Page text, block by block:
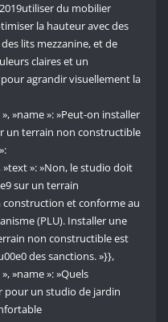
du mobilier
la hauteur avec des
lits mezzanine, et de
claires et un
agrandir visuellement la
»name »: »Peut-on installer
un terrain non constructible
»text »: »Non, le studio doit
sur un terrain
construction et conforme au
(PLU). Installer une
non constructible est
des sanctions. »}},
»name »: »Quels
pour un studio de jardin